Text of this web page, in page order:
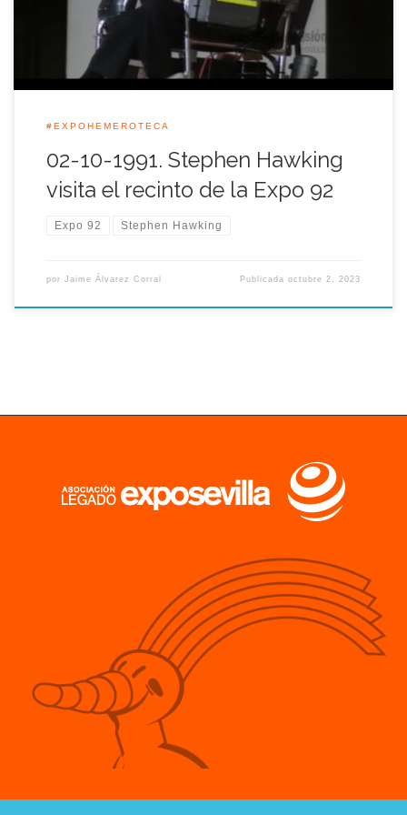
su práctica inmovilidad, desgranó, ayudado por […]
#EXPOHEMEROTECA
02-10-1991. Stephen Hawking
visita el recinto de la Expo 92
Expo 92 Stephen Hawking
por Jaime Álvarez Corral Publicadaoctubre 2, 2023